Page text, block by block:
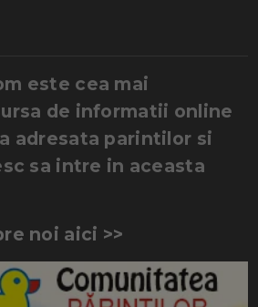
este cea mai
de informatii online
adresata parintilor si
sa intre in aceasta
noi aici >>